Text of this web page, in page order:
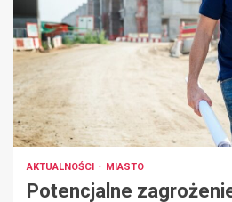
AKTUALNOŚCI MIASTO
Potencjalne